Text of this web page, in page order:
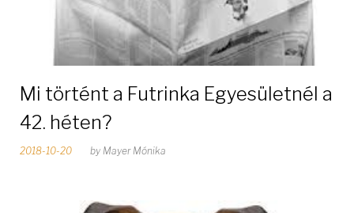
Mi történt a Futrinka Egyesületnél a
42. héten?
2018-10-20 by Mayer Mónika